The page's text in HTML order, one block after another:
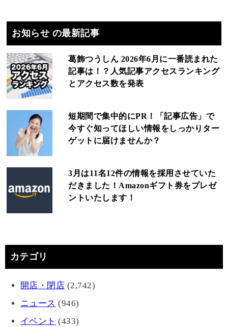
お知らせ の最新記事
葛飾つうしん 2026年6月に一番読まれた
記事は！？人気記事アクセスランキング
とアクセス数を発表
短期間で集中的にPR！「記事広告」で
今すぐ知ってほしい情報をしっかりター
ゲットに届けませんか？
3月は11名12件の情報を採用させていた
だきました！Amazonギフト券をプレゼ
ントいたします！
カテゴリ
開店・閉店 (2,742)
ニュース (946)
イベント (433)